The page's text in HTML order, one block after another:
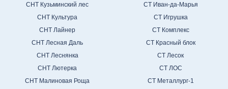
СНТ Кузьминский лес
СНТ Культура
СНТ Лайнер
СНТ Лесная Даль
СНТ Леснянка
СНТ Лютерка
СНТ Малиновая Роща
СТ Иван-да-Марья
СТ Игрушка
СТ Комплекс
СТ Красный блок
СТ Лесок
СТ ЛОС
СТ Металлург-1